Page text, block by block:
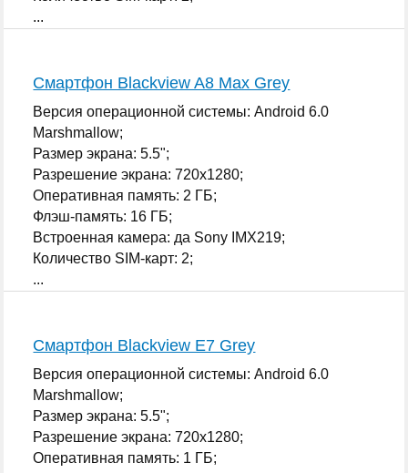
...
Смартфон Blackview A8 Max Grey
Версия операционной системы: Android 6.0
Marshmallow;
Размер экрана: 5.5";
Разрешение экрана: 720x1280;
Оперативная память: 2 ГБ;
Флэш-память: 16 ГБ;
Встроенная камера: да Sony IMX219;
Количество SIM-карт: 2;
...
Смартфон Blackview E7 Grey
Версия операционной системы: Android 6.0
Marshmallow;
Размер экрана: 5.5";
Разрешение экрана: 720x1280;
Оперативная память: 1 ГБ;